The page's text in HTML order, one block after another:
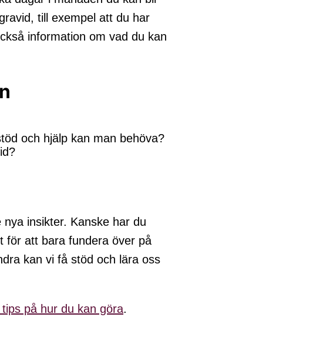
till exempel att du har
information om vad du kan
och hjälp kan man behöva?
insikter. Kanske har du
för att bara fundera över på
kan vi få stöd och lära oss
på hur du kan göra.